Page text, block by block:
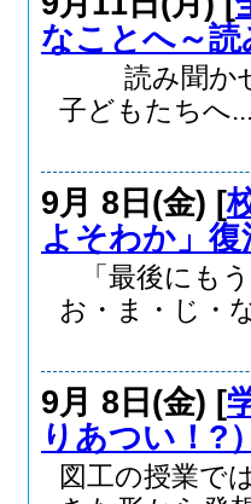
なことへ～
読み聞かせ
子どもたちへ...
9月 8日(金) [
よそわか」復
「最後にも
お・ま・じ・
9月 8日(金) [
りあつい！?）
図工の授業で